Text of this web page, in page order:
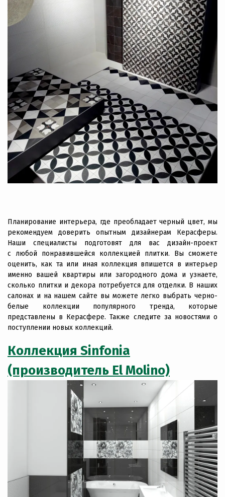
Планирование интерьера, где преобладает черный цвет, мы
рекомендуем доверить опытным дизайнерам Керасферы.
Наши специалисты подготовят для вас дизайн-проект
с любой понравившейся коллекцией плитки. Вы сможете
оценить, как та или иная коллекция впишется в интерьер
именно вашей квартиры или загородного дома и узнаете,
сколько плитки и декора потребуется для отделки. В наших
салонах и на нашем сайте вы можете легко выбрать черно-
белые коллекции популярного тренда, которые
представлены в Керасфере. Также следите за новостями о
поступлении новых коллекций.
Коллекция Sinfonia
(производитель El Molino)